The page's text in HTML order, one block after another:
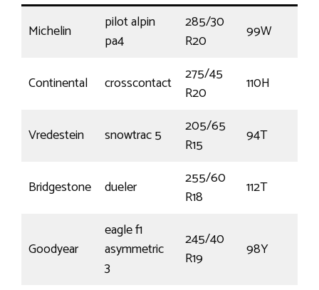
Michelin
pilot alpin
pa4
285/30
R20
99W
Continental crosscontact
275/45
R20
110H
Vredestein snowtrac 5
205/65
R15
94T
Bridgestone dueler
255/60
R18
112T
Goodyear
eagle f1
asymmetric
3
245/40
R19
98Y